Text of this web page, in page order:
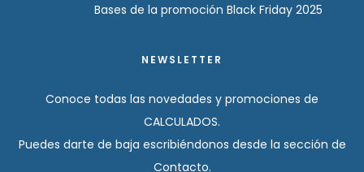
Bases de la promoción Black Friday 2025
NEWSLETTER
Conoce todas las novedades y promociones de
CALCULADOS.
Puedes darte de baja escribiéndonos desde la sección de
Contacto.